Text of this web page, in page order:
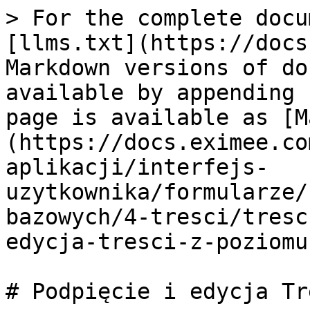
> For the complete
[llms.txt](https://
Markdown versions of
available by
page is available as
(https://
aplikacji/interfejs-
uzytkownika/
bazowych/4-tresci/
edycja-tresci-z-
# Podpięcie i edycja